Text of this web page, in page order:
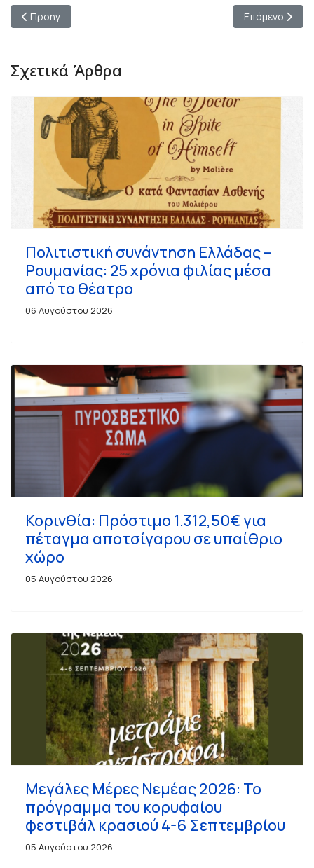
Προηγούμενο άρθρο: Θρίαμβος για τον «Πλούτο» του
Προηγ Επόμενο
Επόμενο
Σχετικά Άρθρα
Πολιτιστική συνάντηση Ελλάδας –
Ρουμανίας: 25 χρόνια φιλίας μέσα
από το θέατρο
06 Αυγούστου 2026
Κορινθία: Πρόστιμο 1.312,50€ για
πέταγμα αποτσίγαρου σε υπαίθριο
χώρο
05 Αυγούστου 2026
Μεγάλες Μέρες Νεμέας 2026: Το
πρόγραμμα του κορυφαίου
φεστιβάλ κρασιού 4-6 Σεπτεμβρίου
05 Αυγούστου 2026